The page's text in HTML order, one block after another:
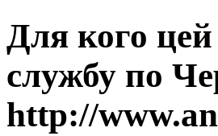
Для кого
службу по
http://